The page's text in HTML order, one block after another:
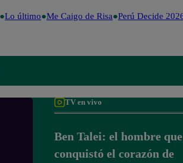
Lo último Me Caigo de Risa Perú Decide 2026
TV en vivo
Ben Talei: el hombre que
conquistó el corazón de